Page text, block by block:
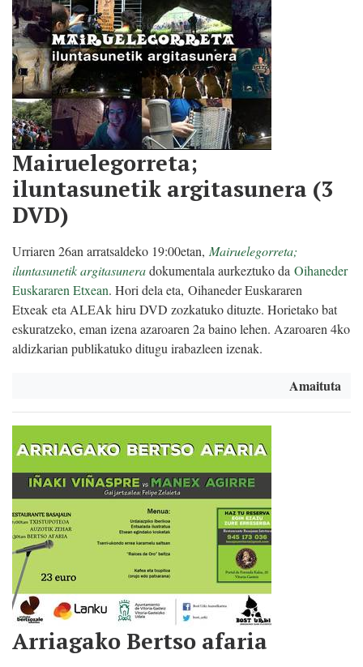
Mairuelegorreta;
iluntasunetik argitasunera (3
DVD)
Urriaren 26an arratsaldeko 19:00etan, Mairuelegorreta;
iluntasunetik argitasuneradokumentala aurkeztuko da Oihaneder
Euskararen Etxean. Hori dela eta, Oihaneder Euskararen
Etxeak eta ALEAk hiru DVD zozkatuko dituzte. Horietako bat
eskuratzeko, eman izena azaroaren 2a baino lehen. Azaroaren 4ko
aldizkarian publikatuko ditugu irabazleen izenak.
Amaituta
Arriagako Bertso afaria